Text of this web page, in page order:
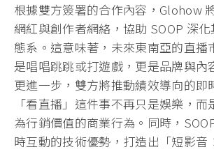
根據雙方簽署的合作內容，Glohow
網紅與創作者網絡，協助 SOOP 深
態系。這意味著，未來東南亞的直播
是唱唱跳跳或打遊戲，更是品牌與內
更進一步，雙方將推動績效導向的即
「看直播」這件事不再只是娛樂，
為行銷價值的商業行為。同時，
時互動的技術優勢，打造出「短影